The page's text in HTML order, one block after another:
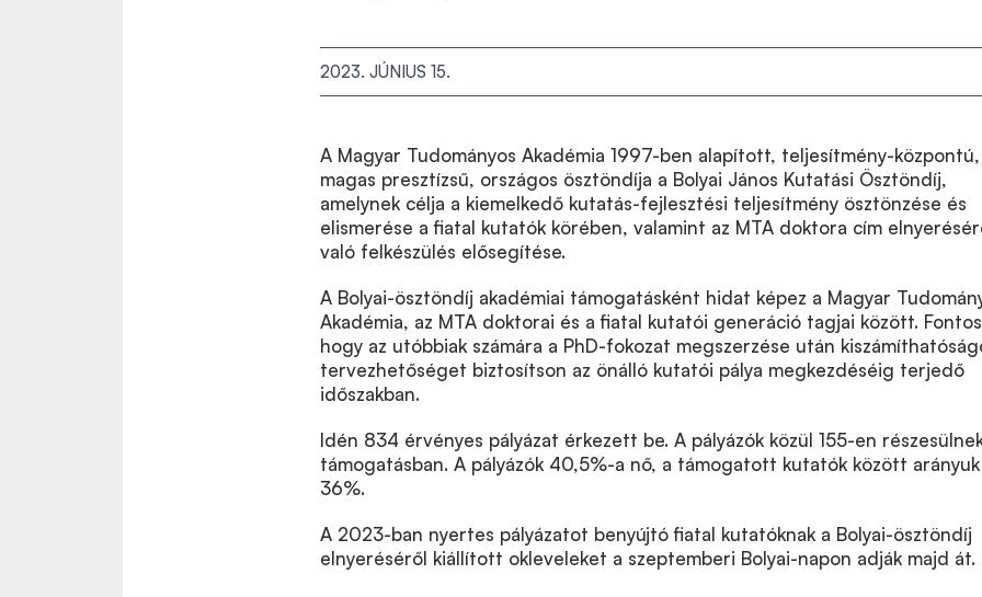
2023. JÚNIUS 15.
A Magyar Tudományos Akadémia 1997-ben alapított, teljesítmény-központú,
magas presztízsű, országos ösztöndíja a Bolyai János Kutatási Ösztöndíj,
amelynek célja a kiemelkedő kutatás-fejlesztési teljesítmény ösztönzése és
elismerése a fiatal kutatók körében, valamint az MTA doktora cím
való felkészülés elősegítése.
A Bolyai-ösztöndíj akadémiai támogatásként hidat képez a Magyar
Akadémia, az MTA doktorai és a fiatal kutatói generáció tagjai között.
hogy az utóbbiak számára a PhD-fokozat megszerzése után
tervezhetőséget biztosítson az önálló kutatói pálya megkezdéséig terjedő
időszakban.
Idén 834 érvényes pályázat érkezett be. A pályázók közül 155-en
támogatásban. A pályázók 40,5%-a nő, a támogatott kutatók között arányuk
36%.
A 2023-ban nyertes pályázatot benyújtó fiatal kutatóknak a Bolyai-ösztöndíj
elnyeréséről kiállított okleveleket a szeptemberi Bolyai-napon adják majd át.